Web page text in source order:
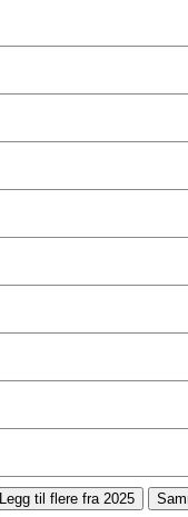
Legg til flere fra 2025